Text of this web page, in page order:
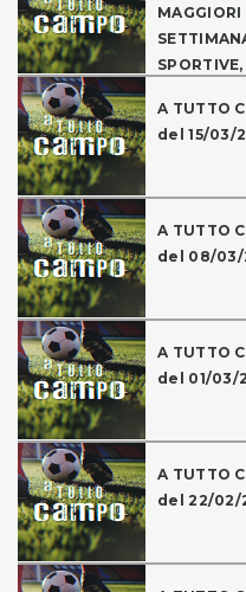
A TUTTO
del 15/03/
A TUTTO
del 08/03/
A TUTTO
del 01/03/
A TUTTO
del 22/02/